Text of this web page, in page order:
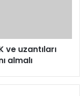
ve uzantıları
almalı